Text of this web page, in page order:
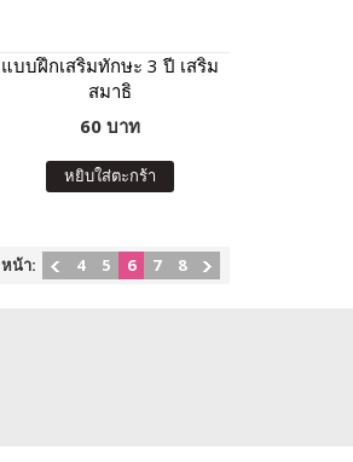
แบบฝึกเสริมทักษะ 3 ปี เสริม
สมาธิ
60 บาท
หยิบใส่ตะกร้า
หน้า: 4 5 6 7 8